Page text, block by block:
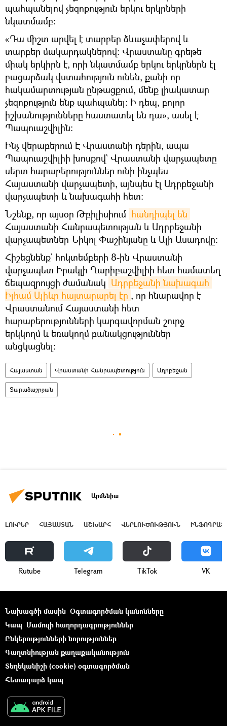
պահպանելով չեզոքություն երկու երկրների
նկատմամբ:
«Դա միշտ արվել է տարբեր ձևաչափերով և
տարբեր մակարդակներով։ Վրաստանը գրեթե
միակ երկիրն է, որի նկատմամբ երկու երկրներն էլ
բացարձակ վստահություն ունեն, քանի որ
հակամարտության ընթացքում, մենք լիակատար
չեզոքություն ենք պահպանել։ Ի դեպ, բոլոր
իշխանությունները հաստատել են դա», ասել է
Պապուաշվիլին։
Ինչ վերաբերում Է Վրաստանի դերին, ապա
Պապուաշվիլիի խոսքով` Վրաստանի վարչապետը
սերտ հարաբերություններ ունի ինչպես
Հայաստանի վարչապետի, այնպես էլ Ադրբեջանի
վարչապետի և նախագահի հետ:
Նշենք, որ այսօր Թբիլիսիում հանդիպել են
Հայաստանի Հանրապետության և Ադրբեջանի
վարչապետներ Նիկոլ Փաշինյանը և Ալի Ասադովը։
Հիշեցնենք` հոկտեմբերի 8-ին Վրաստանի
վարչապետ Իրակլի Ղարիբաշվիլիի հետ համատեղ
ճեպազրույցի ժամանակ Ադրբեջանի նախագահ
Իլհամ Ալիևը հայտարարել էր , որ հնարավոր է
Վրաստանում Հայաստանի հետ
հարաբերությունների կարգավորման շուրջ
երկկողմ և եռակողմ բանակցություններ
անցկացնել:
Հայաստան Վրաստանի Հանրապետություն Ադրբեջան
Տարածաշրջան
Արմենիա
ԼՈՒՐԵՐ ՀԱՅԱՍՏԱՆ ԱՇԽԱՐՀ ՎԵՐԼՈՒԾՈՒԹՅՈՒՆ
Rutube Telegram ТikТоk VK
Նախագծի մասին Օգտագործման կանոնները
Կապ Մամուլի հաղորդագրություններ
Ընկերությունների նորություններ
Գաղտնիության քաղաքականություն
Տեղեկանիշի (cookie) օգտագործման
Հետադարձ կապ